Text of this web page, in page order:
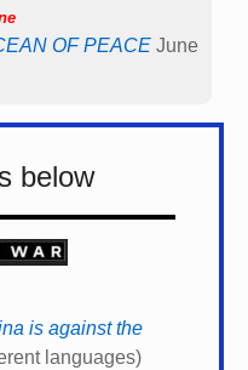
OF PEACE June
below
is against the
languages)